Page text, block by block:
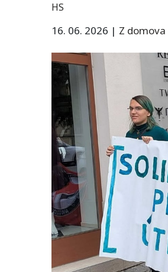
HS
16. 06. 2026 | Z domova